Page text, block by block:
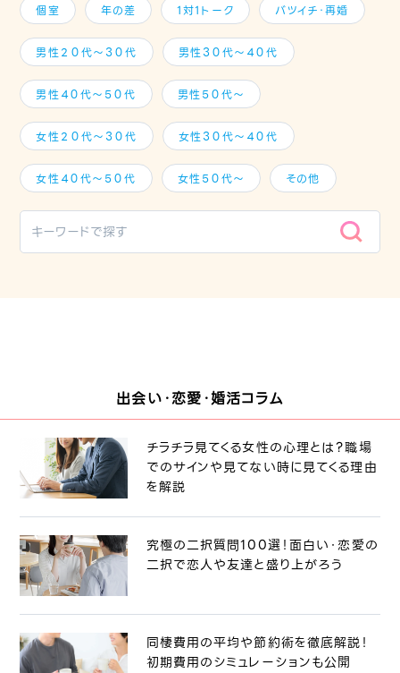
個室 年の差 1対1トーク バツイチ・再婚
男性２０代～３０代 男性３０代～４０代
男性４０代～５０代 男性５０代～
女性２０代～３０代 女性３０代～４０代
女性４０代～５０代 女性５０代～ その他
出会い・恋愛・婚活コラム
チラチラ見てくる女性の心理とは？職場
でのサインや見てない時に見てくる理由
を解説
究極の二択質問100選！面白い・恋愛の
二択で恋人や友達と盛り上がろう
同棲費用の平均や節約術を徹底解説！
初期費用のシミュレーションも公開